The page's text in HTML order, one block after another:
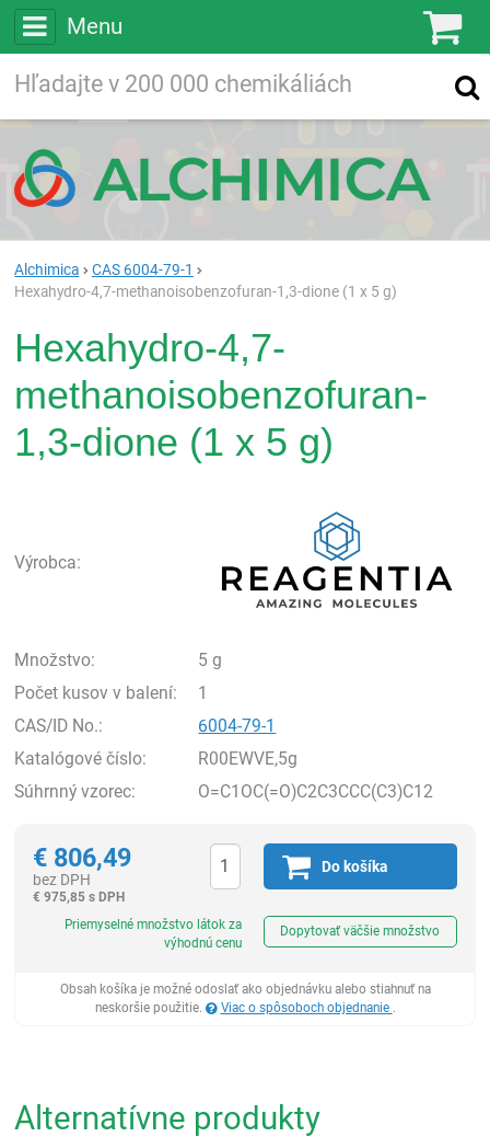
Menu
Vyhľadávanie
Alchimica
CAS 6004-79-1
Hexahydro-4,7-methanoisobenzofuran-1,3-dione (1 x 5 g)
Hexahydro-4,7-
methanoisobenzofuran-
1,3-dione (1 x 5 g)
Výrobca:
Množstvo:
5 g
Počet kusov v balení:
1
CAS/ID No.:
6004-79-1
Katalógové číslo:
R00EWVE,5g
Súhrnný vzorec:
O=C1OC(=O)C2C3CCC(C3)C12
€ 806,49
bez DPH
€ 975,85 s DPH
Do košíka
Priemyselné množstvo látok za
výhodnú cenu
Dopytovať väčšie množstvo
Obsah košíka je možné odoslať ako objednávku alebo stiahnuť na
neskoršie použitie.
Viac o spôsoboch objednanie .
Alternatívne produkty